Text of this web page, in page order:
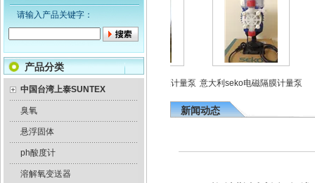
请输入产品关键字：
产品分类
中国台湾上泰SUNTEX
臭氧
悬浮固体
ph酸度计
溶解氧变送器
线ph/orp计变送器 美国米顿罗机械隔膜计量泵 意大利seko电磁隔膜计量泵
新闻动态